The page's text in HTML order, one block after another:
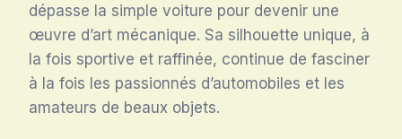
dépasse la simple voiture pour devenir une
œuvre d’art mécanique. Sa silhouette unique, à
la fois sportive et raffinée, continue de fasciner
à la fois les passionnés d’automobiles et les
amateurs de beaux objets.